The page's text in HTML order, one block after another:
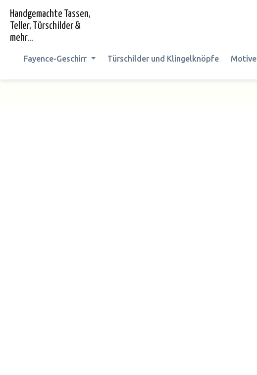
Zur Hauptnavigation springen
Handgemachte Tassen,
Teller, Türschilder &
mehr...
Fayence-Geschirr Türschilder und Klingelknöpfe Motive